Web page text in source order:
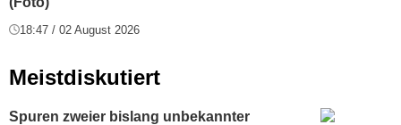
18:47 / 02 August 2026
Meistdiskutiert
Spuren zweier bislang unbekannter